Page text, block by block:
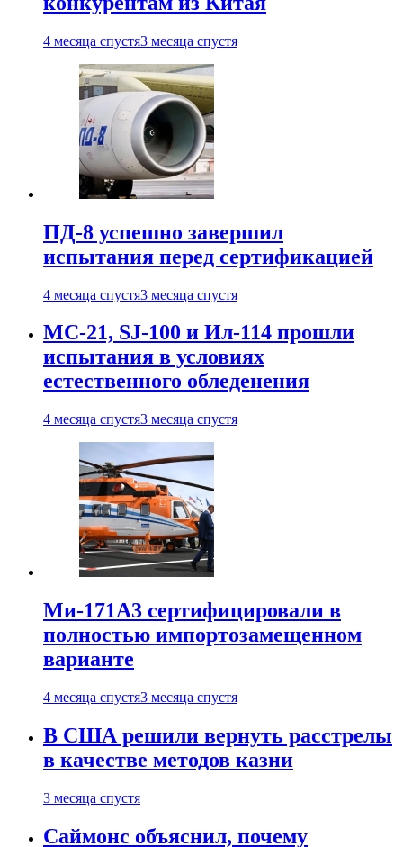
4 месяца спустя3 месяца спустя
ПД-8 успешно завершил
испытания перед сертификацией
4 месяца спустя3 месяца спустя
МС-21, SJ-100 и Ил-114 прошли
испытания в условиях
естественного обледенения
4 месяца спустя3 месяца спустя
Ми-171А3 сертифицировали в
полностью импортозамещенном
варианте
4 месяца спустя3 месяца спустя
В США решили вернуть расстрелы
в качестве методов казни
3 месяца спустя
Саймонс объяснил, почему